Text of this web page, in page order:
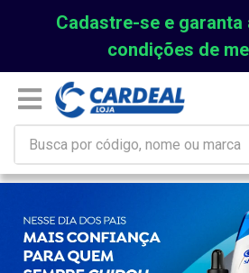
Cadastre-se e garanta
condições de